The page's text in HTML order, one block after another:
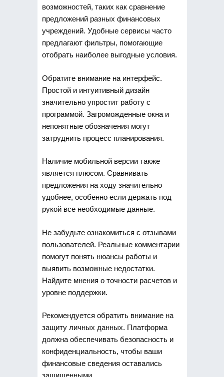
возможностей, таких как сравнение
предложений разных финансовых
учреждений. Удобные сервисы часто
предлагают фильтры, помогающие
отобрать наиболее выгодные условия.
Обратите внимание на интерфейс.
Простой и интуитивный дизайн
значительно упростит работу с
программой. Загроможденные окна и
непонятные обозначения могут
затруднить процесс планирования.
Наличие мобильной версии также
является плюсом. Сравнивать
предложения на ходу значительно
удобнее, особенно если держать под
рукой все необходимые данные.
Не забудьте ознакомиться с отзывами
пользователей. Реальные комментарии
помогут понять нюансы работы и
выявить возможные недостатки.
Найдите мнения о точности расчетов и
уровне поддержки.
Рекомендуется обратить внимание на
защиту личных данных. Платформа
должна обеспечивать безопасность и
конфиденциальность, чтобы ваши
финансовые сведения оставались